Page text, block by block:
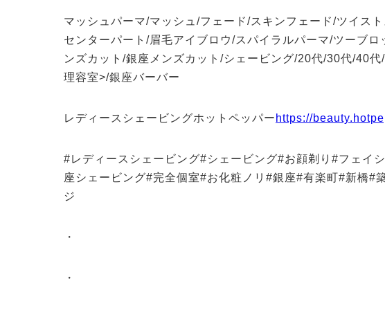
マッシュパーマ/マッシュ/フェード/スキンフェード/ツイス
センターパート/眉毛アイブロウ/スパイラルパーマ/ツーブ
ンズカット/銀座メンズカット/シェービング/20代/30代/40
理容室>/銀座バーバー
レディースシェービングホットペッパー https://
#レディースシェービング#シェービング#お顔剃り#フェイ
座シェービング#完全個室#お化粧ノリ#銀座#有楽町#新橋#
ジ
・
・